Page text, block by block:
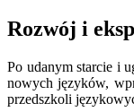
Rozwój i
Po udanym starcie i
nowych języków,
przedszkoli